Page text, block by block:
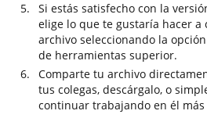
Si estás satisfecho con la
elige lo que te gustaría hacer a
archivo seleccionando la
de herramientas superior.
Comparte tu archivo
tus colegas, descárgalo, o
continuar trabajando en él